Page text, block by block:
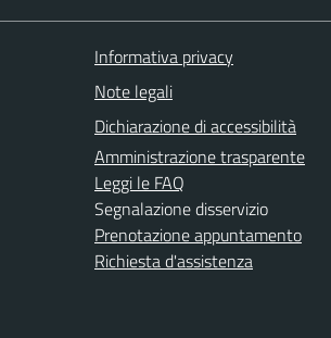
Informativa privacy
Note legali
Dichiarazione di accessibilità
Amministrazione trasparente
Leggi le FAQ
Segnalazione disservizio
Prenotazione appuntamento
Richiesta d'assistenza